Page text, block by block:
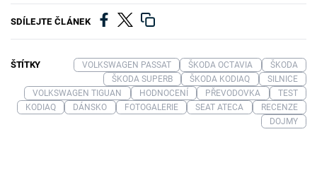
SDÍLEJTE ČLÁNEK
ŠTÍTKY VOLKSWAGEN PASSAT ŠKODA OCTAVIA
ŠKODA
ŠKODA SUPERB
ŠKODA KODIAQ
SILNICE
VOLKSWAGEN TIGUAN
HODNOCENÍ PŘEVODOVKA
TEST
KODIAQ
DÁNSKO FOTOGALERIE SEAT ATECA
RECENZE
DOJMY